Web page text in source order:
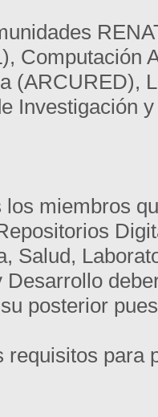
Computación
(ARCURED),
Investigación
los miembros
Salud,
Desarrollo
posterior
requisitos para